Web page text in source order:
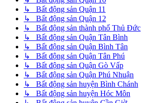
↳ Bất động sản Quận 11
↳ Bất động sản Quận 12
↳ Bất động sản thành phố Thủ Đức
↳ Bất động sản Quận Tân Bình
↳ Bất động sản Quận Bình Tân
↳ Bất động sản Quận Tân Phú
↳ Bất động sản Quận Gò Vấp
↳ Bất động sản Quận Phú Nhuận
↳ Bất động sản huyện Bình Chánh
↳ Bất động sản huyện Hóc Môn